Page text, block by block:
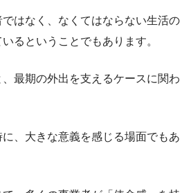
はなく、なくてはならない生活の
るということでもあります。
最期の外出を支えるケースに関わ
、大きな意義を感じる場面でもあ